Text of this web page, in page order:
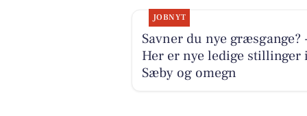
JOBNYT
Savner du nye græsgange?
Her er nye ledige stillinger i
Sæby og omegn